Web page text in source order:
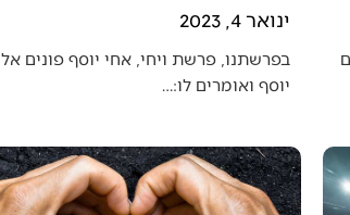
ינואר 4, 2023
בפרשתנו, פרשת ויחי, אחי יוסף פונים אל
יוסף ואומרים לו:…